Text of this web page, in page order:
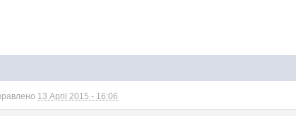
13 April 2015 - 16:06